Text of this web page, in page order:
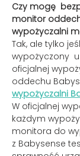
Czy mogę
monitor
wypożyczalni
Tak, ale tylko
wypożyczony
oficjalnej
oddechu
wypożyczalni
W oficjalnej
każdym
monitora do
z Babysense